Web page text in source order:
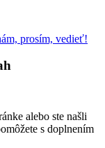
prosím, vedieť!
alebo ste našli
s doplnením